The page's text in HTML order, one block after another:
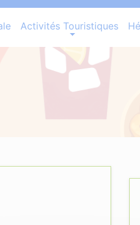
Activités Touristiques